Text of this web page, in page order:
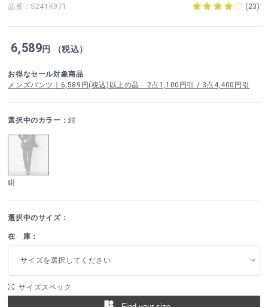
品番：S241K971 (23)
6,589円 （税込）
お得なセール対象商品
メンズパンツ｜6,589円(税込)以上の品 2点1,100円引 / 3点4,400円引
選択中のカラー：紺
紺
選択中のサイズ：
在 庫：
サイズを選択してください
サイズスペック